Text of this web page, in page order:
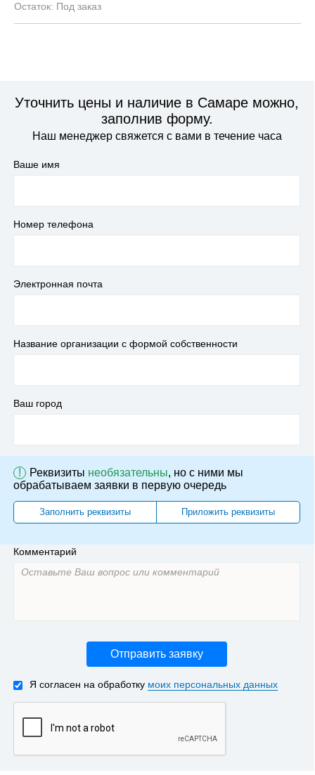
Под заказ
Уточнить цены и наличие в Самаре можно,
заполнив форму.
Наш менеджер свяжется с вами в течение часа
Ваше имя
Номер телефона
Электронная почта
Название организации с формой собственности
Ваш город
! Реквизиты необязательны, но с ними мы
обрабатываем заявки в первую очередь
Заполнить реквизиты Приложить реквизиты
Комментарий
Отправить заявку
Я согласен на обработку моих персональных данных